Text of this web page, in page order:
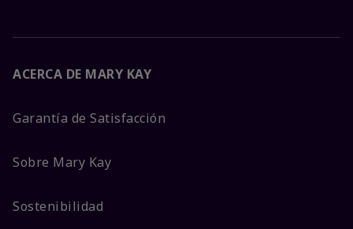
ACERCA DE MARY KAY
Garantía de Satisfacción
Sobre Mary Kay
Sostenibilidad